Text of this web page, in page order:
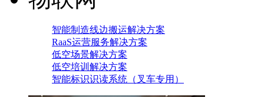
智能制造线边搬运解决方案
RaaS运营服务解决方案
低空场景解决方案
低空培训解决方案
智能标识识读系统（叉车专用）